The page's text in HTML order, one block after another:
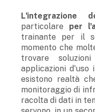
L'integrazione
particolare per
trainante per il
momento che
trovare
applicazioni d'uso
esistono realtà
monitoraggio di
racolta di dati in